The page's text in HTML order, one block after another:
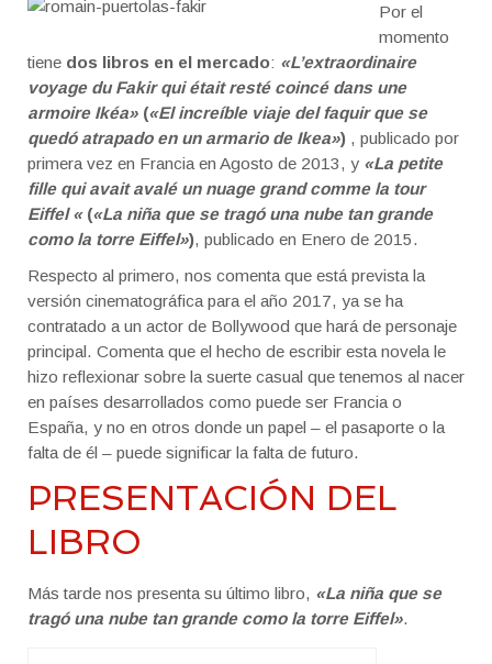
Por el
momento
tiene dos libros en el mercado: «L’extraordinaire
voyage du Fakir qui était resté coincé dans une
armoire Ikéa» («El increíble viaje del faquir que se
quedó atrapado en un armario de Ikea») , publicado por
primera vez en Francia en Agosto de 2013, y «La petite
fille qui avait avalé un nuage grand comme la tour
Eiffel «(«La niña que se tragó una nube tan grande
como la torre Eiffel»), publicado en Enero de 2015.
Respecto al primero, nos comenta que está prevista la
versión cinematográfica para el año 2017, ya se ha
contratado a un actor de Bollywood que hará de personaje
principal. Comenta que el hecho de escribir esta novela le
hizo reflexionar sobre la suerte casual que tenemos al nacer
en países desarrollados como puede ser Francia o
España, y no en otros donde un papel – el pasaporte o la
falta de él – puede significar la falta de futuro.
PRESENTACIÓN DEL
LIBRO
Más tarde nos presenta su último libro, «La niña que se
tragó una nube tan grande como la torre Eiffel».